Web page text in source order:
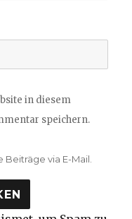
in diesem
speichern.
via E-Mail.